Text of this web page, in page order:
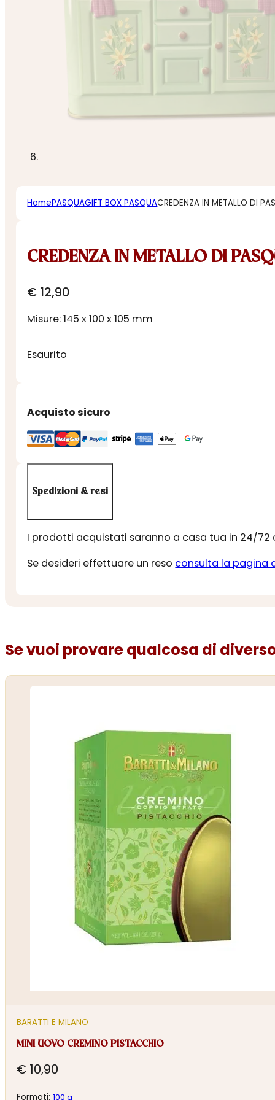
HomePASQUAGIFT BOX PASQUACREDENZA IN METALLO DI
CREDENZA IN METALLO DI
€ 12,90
Misure: 145 x 100 x 105 mm
Esaurito
Acquisto sicuro
Spedizioni & resi
I prodotti acquistati saranno a casa tua in 24/72
Se desideri effettuare un reso consulta la pagina
Se vuoi provare qualcosa di
BARATTI E MILANO
MINI UOVO CREMINO PISTACCHIO
€ 10,90
Formati:100 g